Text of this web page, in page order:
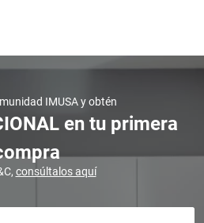
IMUSA y obtén
en tu primera
consúltalos aquí